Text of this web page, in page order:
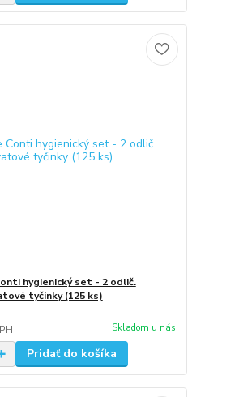
hygienický set - 2 odlič.
tyčinky (125 ks)
Skladom u nás
Pridať do košíka